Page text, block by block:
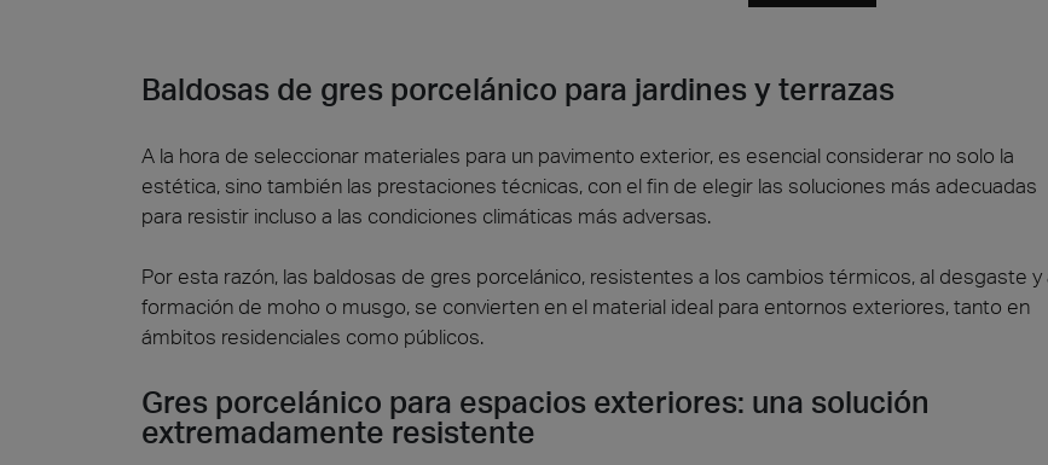
Baldosas de gres porcelánico para jardines y terrazas
A la hora de seleccionar materiales para un pavimento exterior, es esencial considerar no solo la
estética, sino también las prestaciones técnicas, con el fin de elegir las soluciones más adecuadas
para resistir incluso a las condiciones climáticas más adversas.
Por esta razón, las baldosas de gres porcelánico, resistentes a los cambios térmicos, al desgaste y
formación de moho o musgo, se convierten en el material ideal para entornos exteriores, tanto en
ámbitos residenciales como públicos.
Gres porcelánico para espacios exteriores: una solución
extremadamente resistente